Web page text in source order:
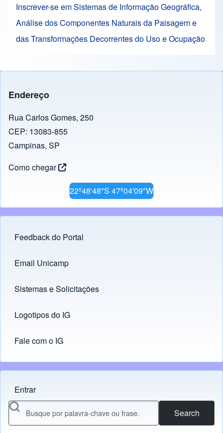
Inscrever-se em Sistemas de Informação Geográfica,
Análise dos Componentes Naturais da Paisagem e
das Transformações Decorrentes do Uso e Ocupação
Endereço
Rua Carlos Gomes, 250
CEP: 13083-855
Campinas, SP
Como chegar
22º48'48"S 47º04'09"W
Footer menu
Feedback do Portal
Links
Email Unicamp
(opens in new tab)
Sistemas e Solicitações
(opens in new tab)
Logotipos do IG
(opens in new tab)
Fale com o IG
Menu do usuário
Entrar
Search